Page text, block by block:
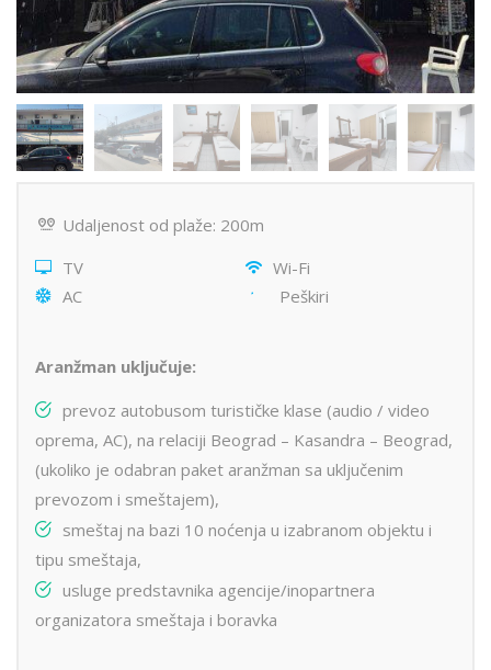
Udaljenost od plaže: 200m
TV
Wi-Fi
AC
Peškiri
Aranžman uključuje:
prevoz autobusom turističke klase (audio / video
oprema, AC), na relaciji Beograd – Kasandra – Beograd,
(ukoliko je odabran paket aranžman sa uključenim
prevozom i smeštajem),
smeštaj na bazi 10 noćenja u izabranom objektu i
tipu smeštaja,
usluge predstavnika agencije/inopartnera
organizatora smeštaja i boravka